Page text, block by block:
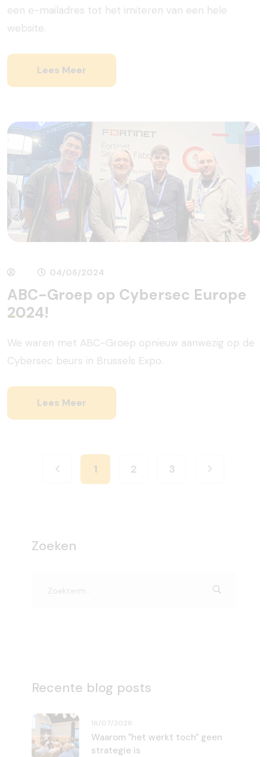
een e-mailadres tot het imiteren van een hele
website.
Lees Meer
04/06/2024
ABC-Groep op Cybersec Europe
2024!
We waren met ABC-Groep opnieuw aanwezig op de
Cybersec beurs in Brussels Expo.
Lees Meer
1 2 3
Zoeken
Recente blog posts
16/07/2026
Waarom "het werkt toch" geen
strategie is